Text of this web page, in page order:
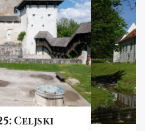
Celjski